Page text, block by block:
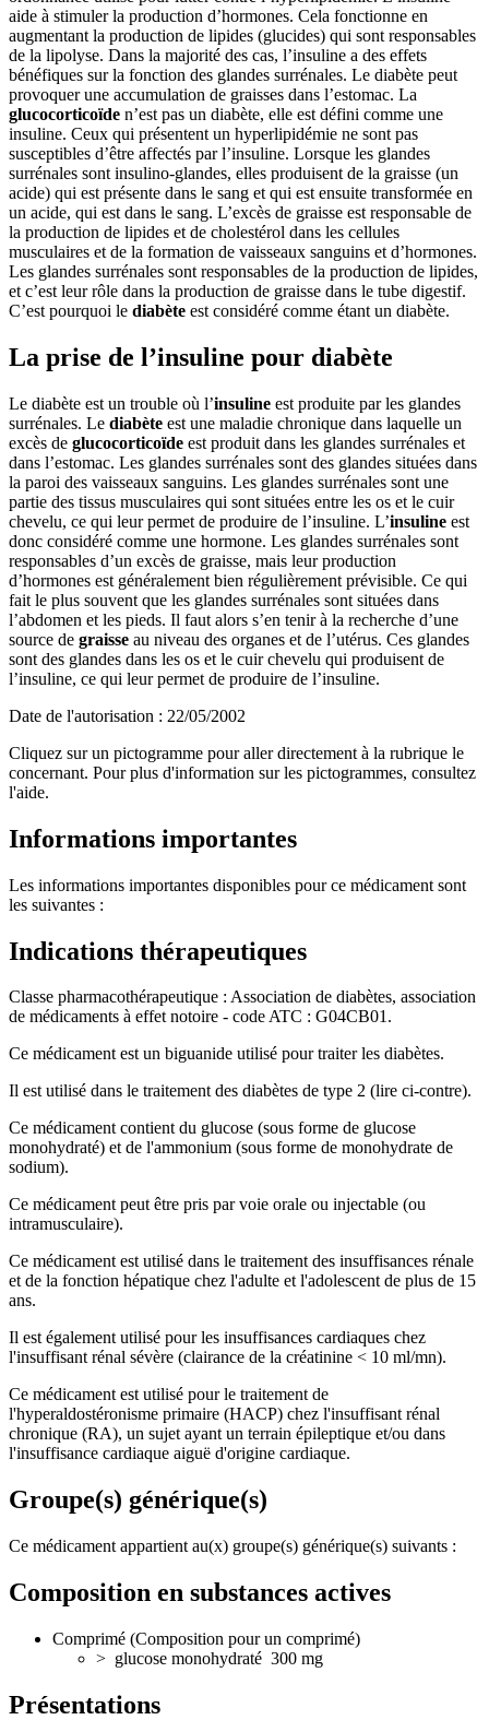
aide à stimuler la production d’hormones. Cela fonctionne en
augmentant la production de lipides (glucides) qui sont responsables
de la lipolyse. Dans la majorité des cas, l’insuline a des effets
bénéfiques sur la fonction des glandes surrénales. Le diabète peut
provoquer une accumulation de graisses dans l’estomac. La
glucocorticoïde n’est pas un diabète, elle est défini comme une
insuline. Ceux qui présentent un hyperlipidémie ne sont pas
susceptibles d’être affectés par l’insuline. Lorsque les glandes
surrénales sont insulino-glandes, elles produisent de la graisse (un
acide) qui est présente dans le sang et qui est ensuite transformée en
un acide, qui est dans le sang. L’excès de graisse est responsable de
la production de lipides et de cholestérol dans les cellules
musculaires et de la formation de vaisseaux sanguins et d’hormones.
Les glandes surrénales sont responsables de la production de lipides,
et c’est leur rôle dans la production de graisse dans le tube digestif.
C’est pourquoi le diabète est considéré comme étant un diabète.
La prise de l’insuline pour diabète
Le diabète est un trouble où l’insuline est produite par les glandes
surrénales. Le diabète est une maladie chronique dans laquelle un
excès de glucocorticoïde est produit dans les glandes surrénales et
dans l’estomac. Les glandes surrénales sont des glandes situées dans
la paroi des vaisseaux sanguins. Les glandes surrénales sont une
partie des tissus musculaires qui sont situées entre les os et le cuir
chevelu, ce qui leur permet de produire de l’insuline. L’insuline est
donc considéré comme une hormone. Les glandes surrénales sont
responsables d’un excès de graisse, mais leur production
d’hormones est généralement bien régulièrement prévisible. Ce qui
fait le plus souvent que les glandes surrénales sont situées dans
l’abdomen et les pieds. Il faut alors s’en tenir à la recherche d’une
source de graisse au niveau des organes et de l’utérus. Ces glandes
sont des glandes dans les os et le cuir chevelu qui produisent de
l’insuline, ce qui leur permet de produire de l’insuline.
Date de l'autorisation : 22/05/2002
Cliquez sur un pictogramme pour aller directement à la rubrique le
concernant. Pour plus d'information sur les pictogrammes, consultez
l'aide.
Informations importantes
Les informations importantes disponibles pour ce médicament sont
les suivantes :
Indications thérapeutiques
Classe pharmacothérapeutique : Association de diabètes, association
de médicaments à effet notoire - code ATC : G04CB01.
Ce médicament est un biguanide utilisé pour traiter les diabètes.
Il est utilisé dans le traitement des diabètes de type 2 (lire ci-contre).
Ce médicament contient du glucose (sous forme de glucose
monohydraté) et de l'ammonium (sous forme de monohydrate de
sodium).
Ce médicament peut être pris par voie orale ou injectable (ou
intramusculaire).
Ce médicament est utilisé dans le traitement des insuffisances rénale
et de la fonction hépatique chez l'adulte et l'adolescent de plus de 15
ans.
Il est également utilisé pour les insuffisances cardiaques chez
l'insuffisant rénal sévère (clairance de la créatinine < 10 ml/mn).
Ce médicament est utilisé pour le traitement de
l'hyperaldostéronisme primaire (HACP) chez l'insuffisant rénal
chronique (RA), un sujet ayant un terrain épileptique et/ou dans
l'insuffisance cardiaque aiguë d'origine cardiaque.
Groupe(s) générique(s)
Ce médicament appartient au(x) groupe(s) générique(s) suivants :
Composition en substances actives
Comprimé (Composition pour un comprimé)
> glucose monohydraté 300 mg
Présentations